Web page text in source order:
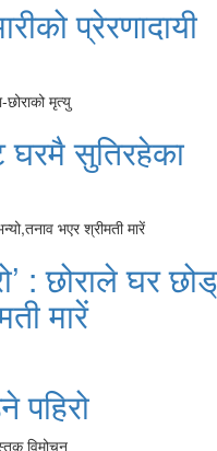
प्रेरणादायी
घरमै सुतिरहेका
: छोराले घर छोड्
मारें
पहिरो